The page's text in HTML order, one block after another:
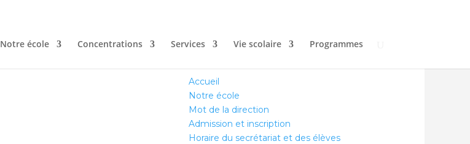
Notre école Concentrations Services Vie scolaire Programmes
Accueil
Notre école
Mot de la direction
Admission et inscription
Horaire du secrétariat et des élèves